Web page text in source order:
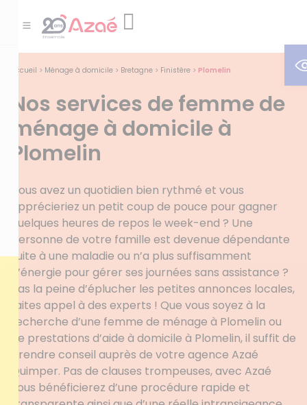
Accueil > Ménage à domicile > Bretagne > Finistère > Plomelin
Nos services de femme de
ménage à domicile à
Plomelin
Vous avez un quotidien bien rythmé et vous
apprécieriez un petit coup de pouce pour gagner
quelques heures de repos le week-end ? Une
personne de votre famille est devenue dépendante
suite à une maladie ou n’a plus suffisamment
d’énergie pour gérer ses journées sans assistance ?
Pas la peine d’éplucher les petites annonces locales,
faites appel à des experts ! Que vous soyez à la
recherche d’une femme de ménage à Plomelin ou
de prestations d’aide à domicile à Plomelin, il suffit de
prendre conseil auprès de votre agence Azaé
Quimper. Pas de clauses trompeuses, avec Azaé
vous bénéficierez d’une procédure rapide et